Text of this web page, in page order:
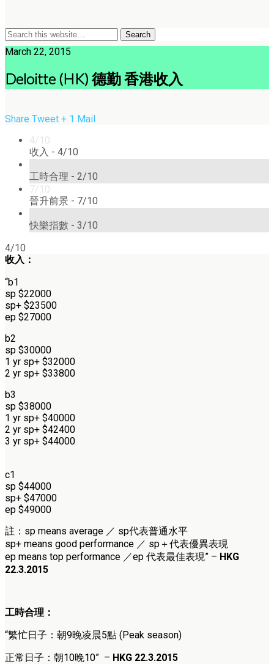
March 22, 2015
Deloitte (HK) 德勤 香港收入
Share Tweet + 1 Mail
4/10
收入 - 4/10
工時合理 - 2/10
7/10
晉升前景 - 7/10
快樂指數 - 3/10
4/10
收入：
“b1
sp $22000
sp+ $23500
ep $27000
b2
sp $30000
1 yr sp+ $32000
2 yr sp+ $33800
b3
sp $38000
1 yr sp+ $40000
2 yr sp+ $42400
3 yr sp+ $44000
c1
sp $44000
sp+ $47000
ep $49000
註：sp means average ／ sp代表普通水平
sp+ means good performance ／ sp＋代表優異表現
ep means top performance ／ep 代表最佳表現” – HKG
22.3.2015
工時合理：
“繁忙日子：朝9晚凌晨5點 (Peak season)
正常日子：朝10晚10” – HKG 22.3.2015